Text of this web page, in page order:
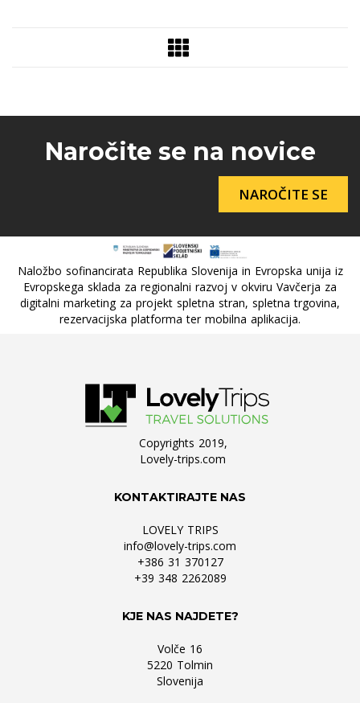
Naročite se na novice
NAROČITE SE
Naložbo sofinancirata Republika Slovenija in Evropska unija iz
Evropskega sklada za regionalni razvoj v okviru Vavčerja za
digitalni marketing za projekt spletna stran, spletna trgovina,
rezervacijska platforma ter mobilna aplikacija.
Copyrights 2019,
Lovely-trips.com
KONTAKTIRAJTE NAS
LOVELY TRIPS
info@lovely-trips.com
+386 31 370127
+39 348 2262089
KJE NAS NAJDETE?
Volče 16
5220 Tolmin
Slovenija